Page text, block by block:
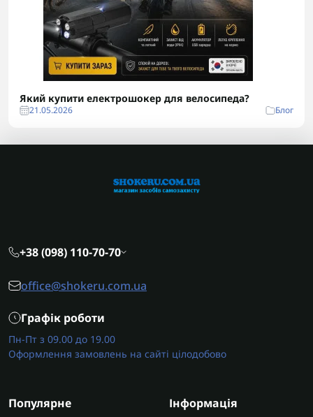
Який купити електрошокер для велосипеда?
21.05.2026 Блог
+38 (098) 110-70-70
office@shokeru.com.ua
Графік роботи
Пн-Пт з 09.00 до 19.00
Оформлення замовлень на сайті цілодобово
Популярне Інформація